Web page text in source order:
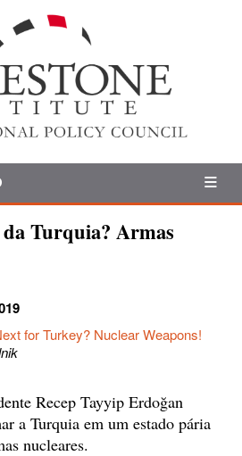
Turquia? Armas
for Turkey? Nuclear Weapons!
Recep Tayyip Erdoğan
a Turquia em um estado pária
nucleares.